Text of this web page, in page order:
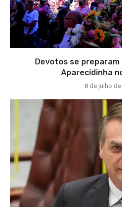
Devotos se preparam
Aparecidinha
8 de julho de